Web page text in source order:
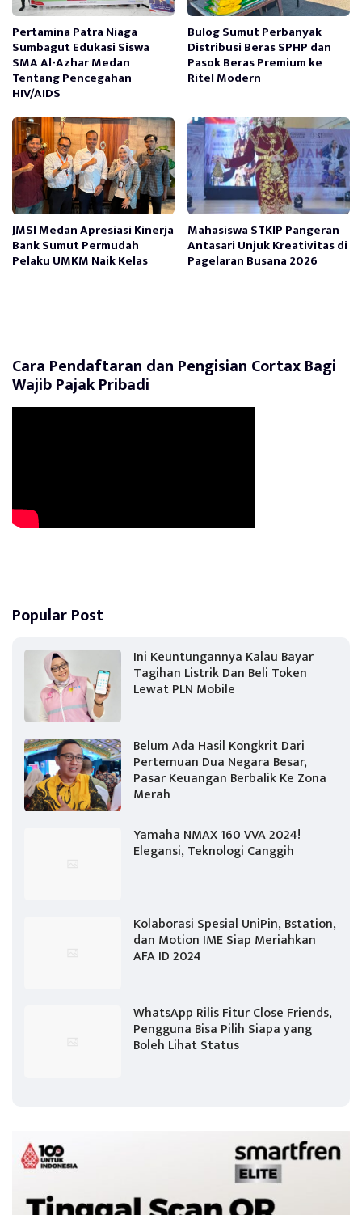
Pertamina Patra Niaga
Sumbagut Edukasi Siswa
SMA Al-Azhar Medan
Tentang Pencegahan
HIV/AIDS
Bulog Sumut Perbanyak
Distribusi Beras SPHP dan
Pasok Beras Premium ke
Ritel Modern
JMSI Medan Apresiasi Kinerja
Bank Sumut Permudah
Pelaku UMKM Naik Kelas
Mahasiswa STKIP Pangeran
Antasari Unjuk Kreativitas di
Pagelaran Busana 2026
Cara Pendaftaran dan Pengisian Cortax Bagi
Wajib Pajak Pribadi
Popular Post
Ini Keuntungannya Kalau Bayar
Tagihan Listrik Dan Beli Token
Lewat PLN Mobile
Belum Ada Hasil Kongkrit Dari
Pertemuan Dua Negara Besar,
Pasar Keuangan Berbalik Ke Zona
Merah
Yamaha NMAX 160 VVA 2024!
Elegansi, Teknologi Canggih
Kolaborasi Spesial UniPin, Bstation,
dan Motion IME Siap Meriahkan
AFA ID 2024
WhatsApp Rilis Fitur Close Friends,
Pengguna Bisa Pilih Siapa yang
Boleh Lihat Status